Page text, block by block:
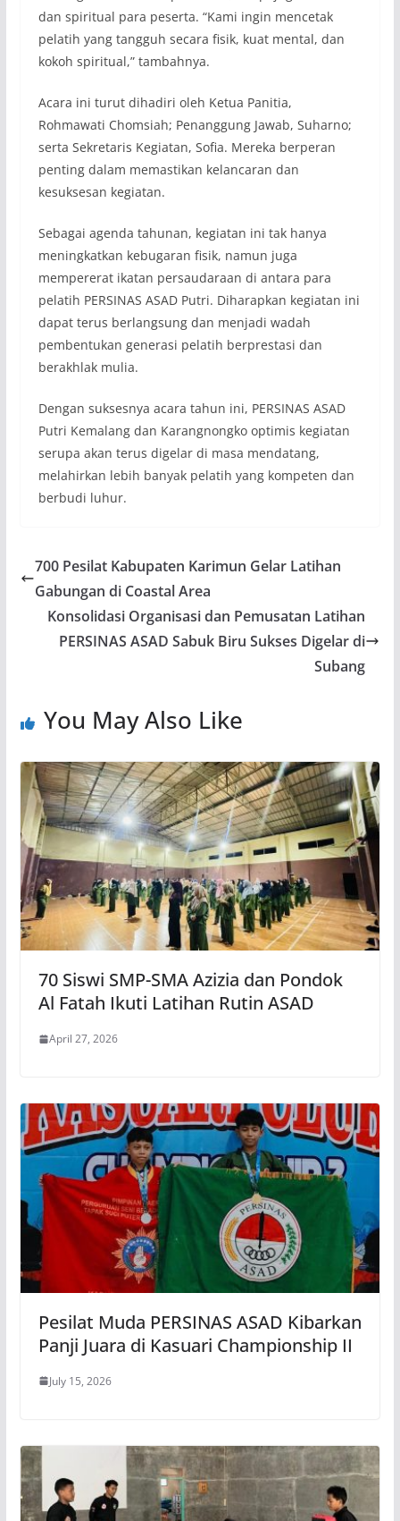
dan spiritual para peserta. “Kami ingin mencetak
pelatih yang tangguh secara fisik, kuat mental, dan
kokoh spiritual,” tambahnya.
Acara ini turut dihadiri oleh Ketua Panitia,
Rohmawati Chomsiah; Penanggung Jawab, Suharno;
serta Sekretaris Kegiatan, Sofia. Mereka berperan
penting dalam memastikan kelancaran dan
kesuksesan kegiatan.
Sebagai agenda tahunan, kegiatan ini tak hanya
meningkatkan kebugaran fisik, namun juga
mempererat ikatan persaudaraan di antara para
pelatih PERSINAS ASAD Putri. Diharapkan kegiatan ini
dapat terus berlangsung dan menjadi wadah
pembentukan generasi pelatih berprestasi dan
berakhlak mulia.
Dengan suksesnya acara tahun ini, PERSINAS ASAD
Putri Kemalang dan Karangnongko optimis kegiatan
serupa akan terus digelar di masa mendatang,
melahirkan lebih banyak pelatih yang kompeten dan
berbudi luhur.
700 Pesilat Kabupaten Karimun Gelar Latihan
Gabungan di Coastal Area
Konsolidasi Organisasi dan Pemusatan Latihan
PERSINAS ASAD Sabuk Biru Sukses Digelar di
Subang
You May Also Like
70 Siswi SMP-SMA Azizia dan Pondok
Al Fatah Ikuti Latihan Rutin ASAD
April 27, 2026
Pesilat Muda PERSINAS ASAD Kibarkan
Panji Juara di Kasuari Championship II
July 15, 2026